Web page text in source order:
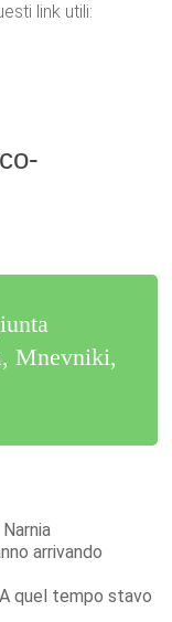
link utili:
Mnevniki,
arrivando
quel tempo stavo